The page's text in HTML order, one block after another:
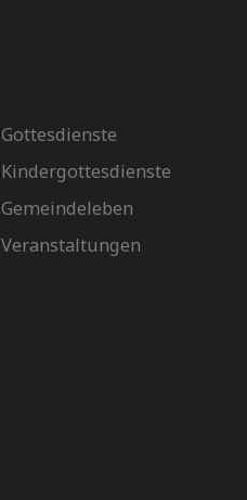
Gottesdienste
Kindergottesdienste
Gemeindeleben
Veranstaltungen